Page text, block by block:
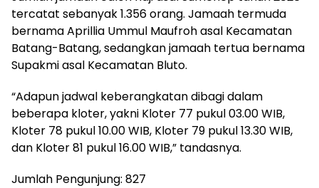
tercatat sebanyak 1.356 orang. Jamaah termuda
bernama Aprillia Ummul Maufroh asal Kecamatan
Batang-Batang, sedangkan jamaah tertua bernama
Supakmi asal Kecamatan Bluto.
“Adapun jadwal keberangkatan dibagi dalam
beberapa kloter, yakni Kloter 77 pukul 03.00 WIB,
Kloter 78 pukul 10.00 WIB, Kloter 79 pukul 13.30 WIB,
dan Kloter 81 pukul 16.00 WIB,” tandasnya.
Jumlah Pengunjung: 827